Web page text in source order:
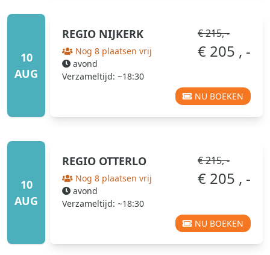
10
AUG
REGIO NIJKERK
Nog 8 plaatsen vrij
avond
Verzameltijd: ~18:30
€ 215, -
€ 205 , -
NU BOEKEN
10
AUG
REGIO OTTERLO
Nog 8 plaatsen vrij
avond
Verzameltijd: ~18:30
€ 215, -
€ 205 , -
NU BOEKEN